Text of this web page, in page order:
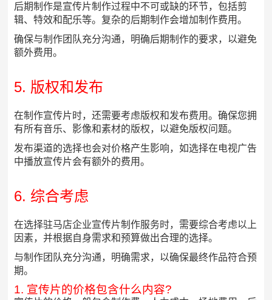
后期制作是宣传片制作过程中不可或缺的环节，包括剪
辑、特效和配乐等。复杂的后期制作会增加制作费用。
确保与制作团队充分沟通，明确后期制作的要求，以避免
额外费用。
5. 版权和发布
在制作宣传片时，还需要考虑版权和发布费用。确保您拥
有所有音乐、影像和素材的版权，以避免版权问题。
发布渠道的选择也会对价格产生影响，如选择在电视广告
中播放宣传片会有额外的费用。
6. 综合考虑
在选择驻马店企业宣传片制作服务时，需要综合考虑以上
因素，并根据自身需求和预算做出合理的选择。
与制作团队充分沟通，明确需求，以确保最终作品符合预
期。
1. 宣传片的价格包含什么内容?